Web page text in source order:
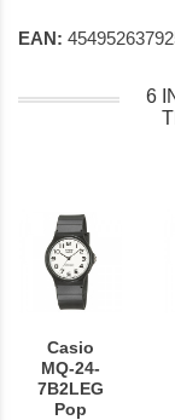
EAN:
6
Casio
MQ-24-
7B2LEG
Pop